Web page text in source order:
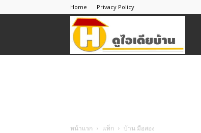
Home Privacy Policy
หน้าแรก แท็ก บ้าน มือสอง